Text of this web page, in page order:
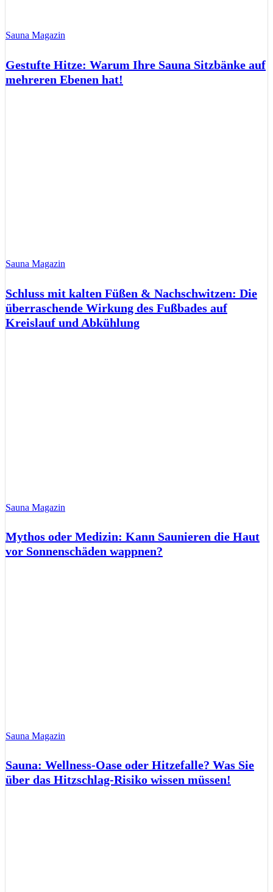
Sauna Magazin
Gestufte Hitze: Warum Ihre Sauna Sitzbänke auf
mehreren Ebenen hat!
Sauna Magazin
Schluss mit kalten Füßen & Nachschwitzen: Die
überraschende Wirkung des Fußbades auf
Kreislauf und Abkühlung
Sauna Magazin
Mythos oder Medizin: Kann Saunieren die Haut
vor Sonnenschäden wappnen?
Sauna Magazin
Sauna: Wellness-Oase oder Hitzefalle? Was Sie
über das Hitzschlag-Risiko wissen müssen!